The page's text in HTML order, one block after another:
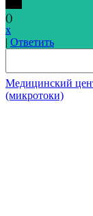
()
x
| Ответить
Медицинский
(микротоки)